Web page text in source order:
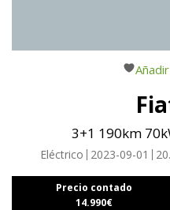
3+1 190km
Eléctrico 2023-09-01
Precio contado
14.990€